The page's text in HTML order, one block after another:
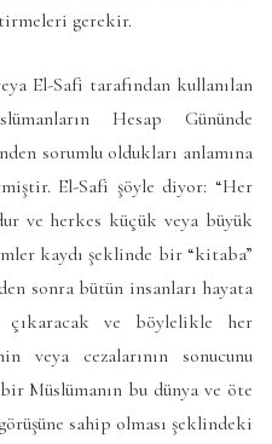
gerekir.
El-Safi tarafından kullanılan
Hesap Gününde
sorumlu oldukları anlamına
El-Safi şöyle diyor: “Her
ve herkes küçük veya büyük
kaydı şeklinde bir “kitaba”
sonra bütün insanları hayata
çıkaracak ve böylelikle her
veya cezalarının sonucunu
Müslümanın bu dünya ve öte
sahip olması şeklindeki